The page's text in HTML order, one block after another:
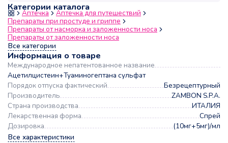
Категории каталога
Аптечка
Аптечка для путешествий
Препараты при простуде и гриппе
Препараты от насморка и заложенности носа
Препараты от заложенности носа
Все категории
Информация о товаре
Международное непатентованное название
Ацетилцистеин+Туаминогептана сульфат
Порядок отпуска фактический
Безрецептурный
Производитель
ZAMBON S.P.A.
Страна производства
ИТАЛИЯ
Лекарственная форма
Спрей
Дозировка
(10мг+5мг)/мл
Все характеристики